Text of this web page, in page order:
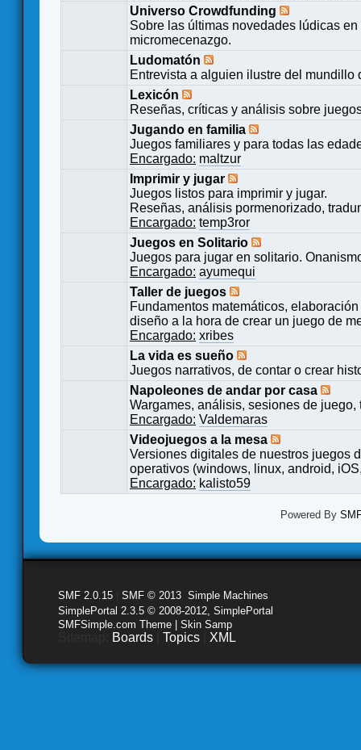
Universo Crowdfunding
Sobre las últimas novedades lúdicas
micromecenazgo.
Ludomatón
Entrevista a alguien ilustre del mundillo
Lexicón
Reseñas, críticas y análisis sobre
Jugando en familia
Juegos familiares y para todas las
Encargado: maltzur
Imprimir y jugar
Juegos listos para imprimir y jugar.
Reseñas, análisis pormenorizado,
Encargado: temp3ror
Juegos en Solitario
Juegos para jugar en solitario.
Encargado: ayumequi
Taller de juegos
Fundamentos matemáticos,
diseño a la hora de crear un juego de
Encargado: xribes
La vida es sueño
Juegos narrativos, de contar o crear
Napoleones de andar por casa
Wargames, análisis, sesiones de
Encargado: Valdemaras
Videojuegos a la mesa
Versiones digitales de nuestros juegos
operativos (windows, linux, android,
Encargado: kalisto59
Powered By
SMF 2.0.15 SMF © 2013 Simple Machines
SimplePortal 2.3.5 © 2008-2012, SimplePortal
SMFSimple.com Theme | Skin Samp
Boards Topics XML